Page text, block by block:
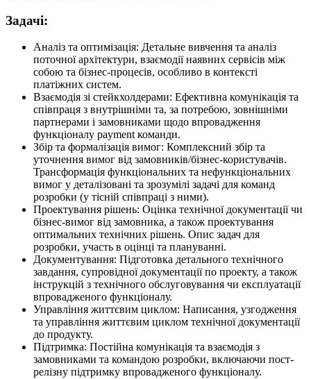
Задачі:
Аналіз та оптимізація: Детальне вивчення та аналіз
поточної архітектури, взаємодії наявних сервісів між
собою та бізнес-процесів, особливо в контексті
платіжних систем.
Взаємодія зі стейкхолдерами: Ефективна комунікація та
співпраця з внутрішніми та, за потребою, зовнішніми
партнерами і замовниками щодо впровадження
функціоналу payment команди.
Збір та формалізація вимог: Комплексний збір та
уточнення вимог від замовників/бізнес-користувачів.
Трансформація функціональних та нефункціональних
вимог у деталізовані та зрозумілі задачі для команд
розробки (у тісній співпраці з ними).
Проектування рішень: Оцінка технічної документації чи
бізнес-вимог від замовника, а також проектування
оптимальних технічних рішень. Опис задач для
розробки, участь в оцінці та плануванні.
Документування: Підготовка детального технічного
завдання, супровідної документації по проекту, а також
інструкцій з технічного обслуговування чи експлуатації
впровадженого функціоналу.
Управління життєвим циклом: Написання, узгодження
та управління життєвим циклом технічної документації
до продукту.
Підтримка: Постійна комунікація та взаємодія з
замовниками та командою розробки, включаючи пост-
релізну підтримку впровадженого функціоналу.